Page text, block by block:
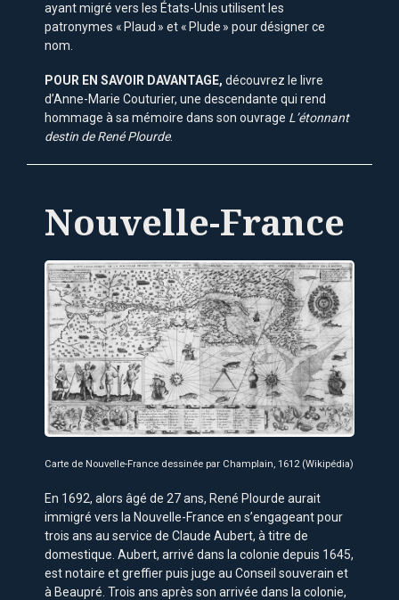
ayant migré vers les États-Unis utilisent les
patronymes « Plaud » et « Plude » pour désigner ce
nom.
POUR EN SAVOIR DAVANTAGE, découvrez le livre
d’Anne-Marie Couturier, une descendante qui rend
hommage à sa mémoire dans son ouvrage L’étonnant
destin de René Plourde.
Nouvelle-France
Carte de Nouvelle-France dessinée par Champlain, 1612 (Wikipédia)
En 1692, alors âgé de 27 ans, René Plourde aurait
immigré vers la Nouvelle-France en s’engageant pour
trois ans au service de Claude Aubert, à titre de
domestique. Aubert, arrivé dans la colonie depuis 1645,
est notaire et greffier puis juge au Conseil souverain et
à Beaupré. Trois ans après son arrivée dans la colonie,